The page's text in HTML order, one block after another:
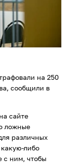
на 250
сообщили в
сайте
ложные
различных
либо
с ним, чтобы